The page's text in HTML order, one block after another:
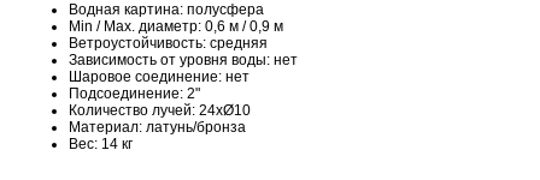
Водная картина: полусфера
Min / Max. диаметр: 0,6 м / 0,9 м
Ветроустойчивость: средняя
Зависимость от уровня воды: нет
Шаровое соединение: нет
Подсоединение: 2"
Количество лучей: 24хØ10
Материал: латунь/бронза
Вес: 14 кг